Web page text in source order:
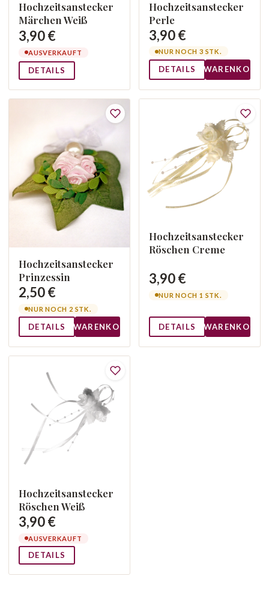
Hochzeitsanstecker
Märchen Weiß
3,90 €
AUSVERKAUFT
DETAILS
Hochzeitsanstecker
Perle
3,90 €
NUR NOCH 3 STK.
DETAILS WARENKORB
Hochzeitsanstecker
Prinzessin
2,50 €
NUR NOCH 2 STK.
DETAILS WARENKORB
Hochzeitsanstecker
Röschen Creme
3,90 €
NUR NOCH 1 STK.
DETAILS WARENKORB
Hochzeitsanstecker
Röschen Weiß
3,90 €
AUSVERKAUFT
DETAILS